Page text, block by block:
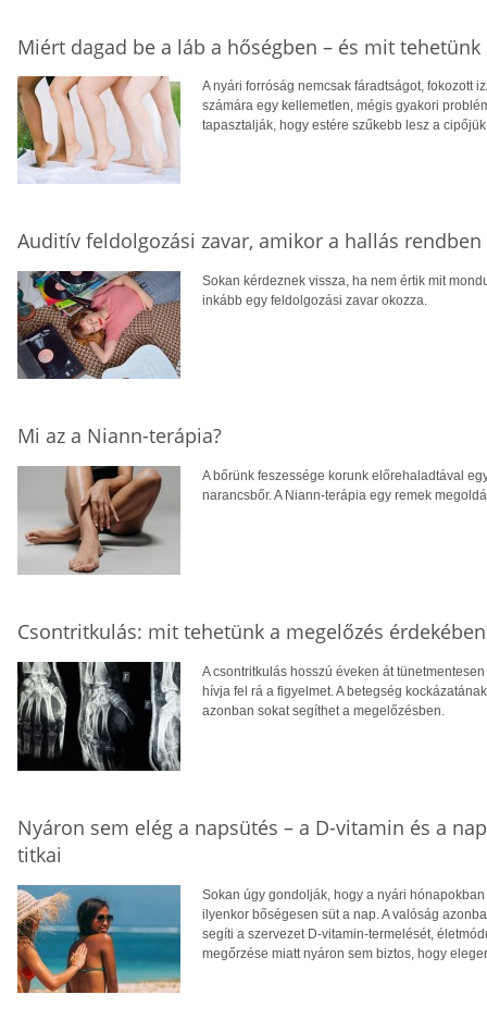
Miért dagad be a láb a hőségben – és mit tehetünk
A nyári forróság nemcsak fáradtságot, fokozott
számára egy kellemetlen, mégis gyakori
tapasztalják, hogy estére szűkebb lesz a
Auditív feldolgozási zavar, amikor a hallás
Sokan kérdeznek vissza, ha nem értik mit
inkább egy feldolgozási zavar okozza.
Mi az a Niann-terápia?
A bőrünk feszessége korunk előrehaladtával
narancsbőr. A Niann-terápia egy remek
Csontritkulás: mit tehetünk a megelőzés
A csontritkulás hosszú éveken át
hívja fel rá a figyelmet. A betegség
azonban sokat segíthet a megelőzésben.
Nyáron sem elég a napsütés – a D-vitamin és a
titkai
Sokan úgy gondolják, hogy a nyári
ilyenkor bőségesen süt a nap. A valóság
segíti a szervezet D-vitamin-termelését,
megőrzése miatt nyáron sem biztos, hogy